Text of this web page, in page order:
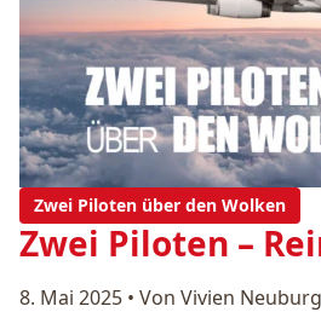
Zwei Piloten über den Wolken
Zwei Piloten –
8. Mai 2025 • Von Vivien Neuburg